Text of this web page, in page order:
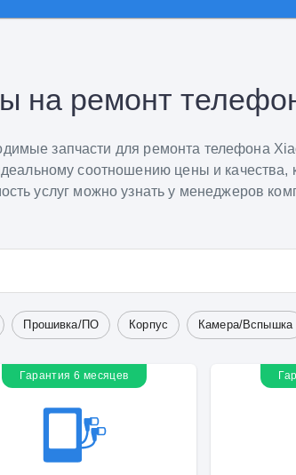
на ремонт
запчасти для ремонта телефона
соотношению цены и
услуг можно узнать у менеджеров
Прошивка/ПО Корпус Камера/Вспышка
Гарантия 6 месяцев